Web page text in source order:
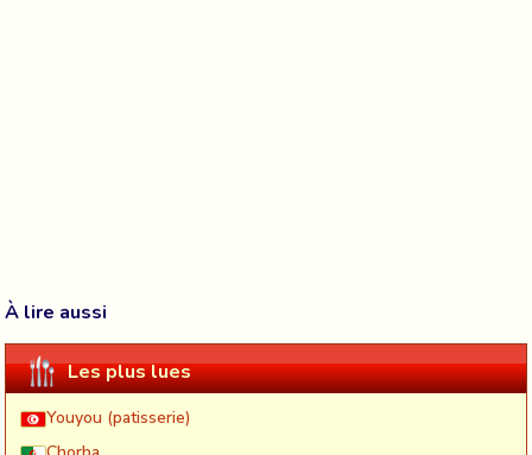
À lire aussi
Les plus lues
Youyou (patisserie)